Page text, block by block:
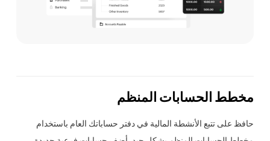
مخطط الحسابات المنظم
حافظ على تتبع الأنشطة المالية في دفتر حساباتك العام باستخدام